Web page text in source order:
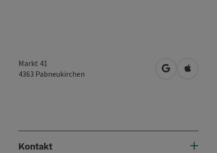
Markt 41
4363 Pabneukirchen Otevřít vOtevřít
Kontakt